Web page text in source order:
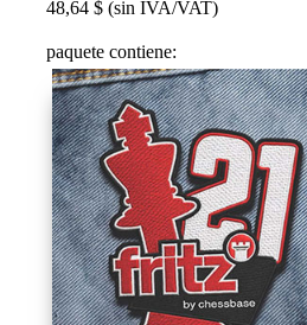
48,64 $ (sin IVA/VAT)
paquete contiene: